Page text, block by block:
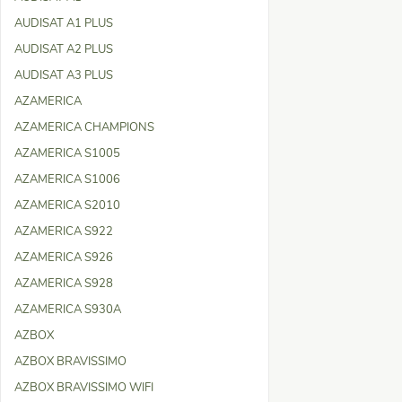
AUDISAT A1 PLUS
AUDISAT A2 PLUS
AUDISAT A3 PLUS
AZAMERICA
AZAMERICA CHAMPIONS
AZAMERICA S1005
AZAMERICA S1006
AZAMERICA S2010
AZAMERICA S922
AZAMERICA S926
AZAMERICA S928
AZAMERICA S930A
AZBOX
AZBOX BRAVISSIMO
AZBOX BRAVISSIMO WIFI